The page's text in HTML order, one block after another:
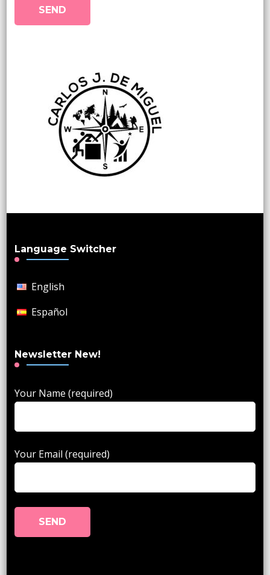
Language Switcher
English
Español
Newsletter New!
Your Name (required)
Your Email (required)